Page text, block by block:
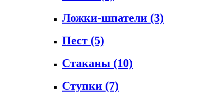
Ложки-шпатели (3)
Пест (5)
Стаканы (10)
Ступки (7)